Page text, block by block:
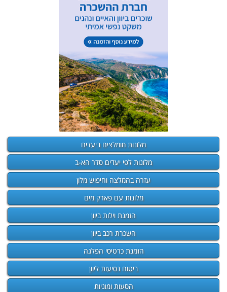
מלונות מומלצים ביעדים
מלונות לפי יעדים סדר הא-ב
עזרה בהמלצה וחיפוש מלון
מלונות עם פארק מים
הזמנת וילות ביוון
השכרת רכב ביוון
הזמנת כרטיסי הפלגה
ביטוח נסיעות ליוון
הסעות ומוניות